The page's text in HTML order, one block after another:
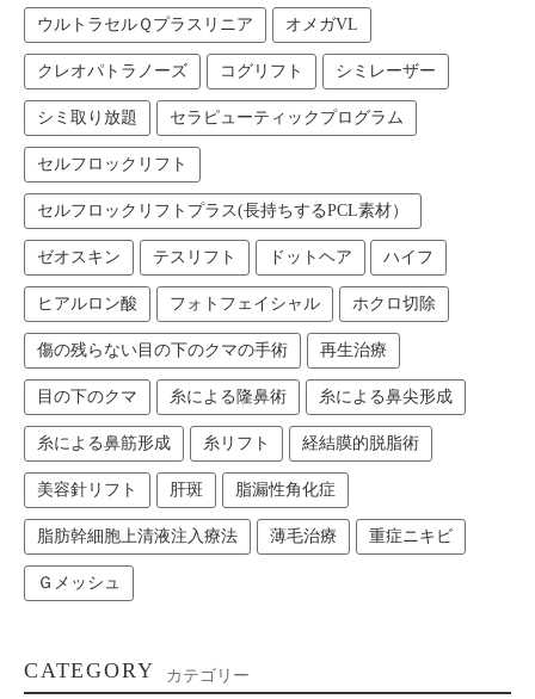
ウルトラセルＱプラスリニア オメガVL
クレオパトラノーズ コグリフト シミレーザー
シミ取り放題 セラピューティックプログラム
セルフロックリフト
セルフロックリフトプラス(長持ちするPCL素材）
ゼオスキン テスリフト ドットヘア ハイフ
ヒアルロン酸 フォトフェイシャル ホクロ切除
傷の残らない目の下のクマの手術 再生治療
目の下のクマ 糸による隆鼻術 糸による鼻尖形成
糸による鼻筋形成 糸リフト 経結膜的脱脂術
美容針リフト 肝斑 脂漏性角化症
脂肪幹細胞上清液注入療法 薄毛治療 重症ニキビ
Ｇメッシュ
CATEGORY カテゴリー